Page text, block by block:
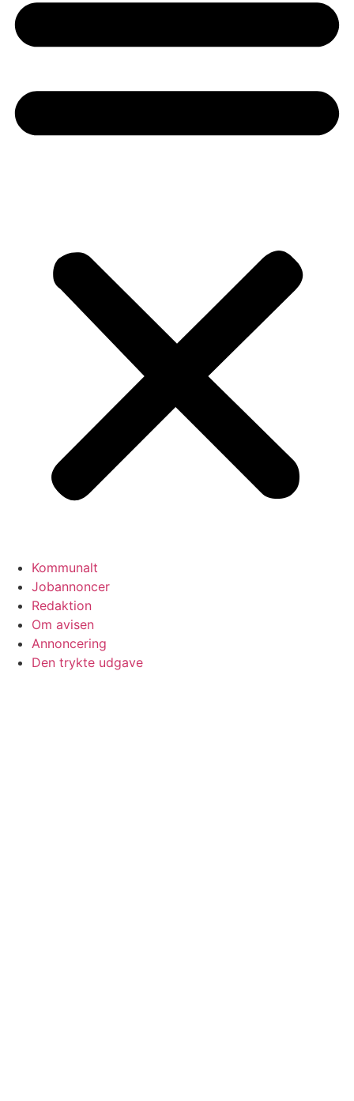
Kommunalt
Jobannoncer
Redaktion
Om avisen
Annoncering
Den trykte udgave